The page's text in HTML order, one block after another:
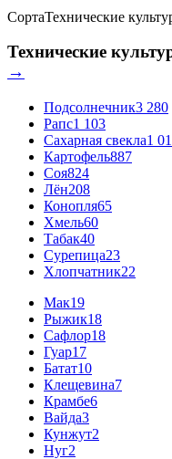
СортаТехнические
Технические
→
Подсолнечник3 280
Рапс1 103
Сахарная свекла1
Картофель887
Соя824
Лён208
Конопля65
Хмель60
Табак40
Сурепица23
Хлопчатник22
Мак19
Рыжик18
Сафлор18
Гуар17
Батат10
Клещевина7
Крамбе6
Вайда3
Кунжут2
Нуг2